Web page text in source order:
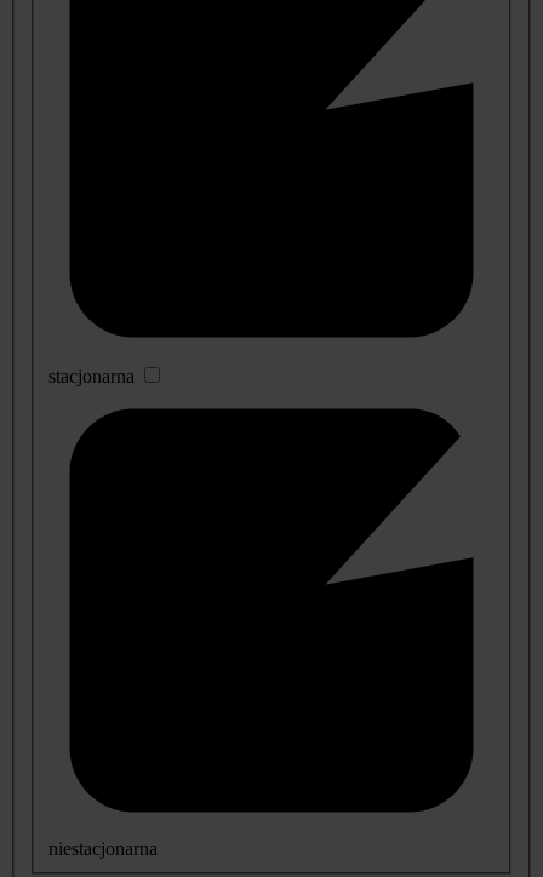
stacjonarna
niestacjonarna